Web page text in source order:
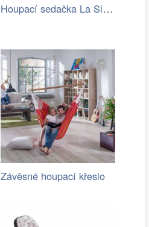
Houpací sedačka La Siesta Habana…
Závěsné houpací křeslo